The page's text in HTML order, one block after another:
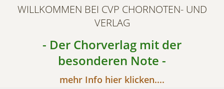
WILLKOMMEN BEI CVP CHORNOTEN- UND
VERLAG
- Der Chorverlag mit der
besonderen Note -
mehr Info hier klicken....